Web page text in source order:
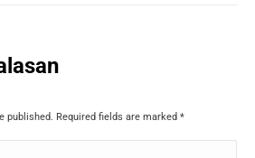
published. Required fields are marked *